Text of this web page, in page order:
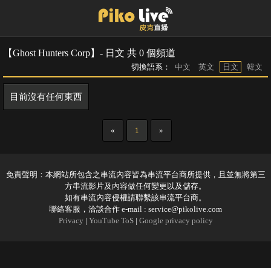
【Ghost Hunters Corp】- 日文 共 0 個頻道
切換語系： 中文 英文 日文 韓文
目前沒有任何東西
« 1 »
免責聲明：本網站所包含之串流內容皆為串流平台商所提供，且並無將第三
方串流影片及內容做任何變更以及儲存。
如有串流內容侵權請聯繫該串流平台商。
聯絡客服，洽談合作 e-mail : service@pikolive.com
Privacy | YouTube ToS| Google privacy policy